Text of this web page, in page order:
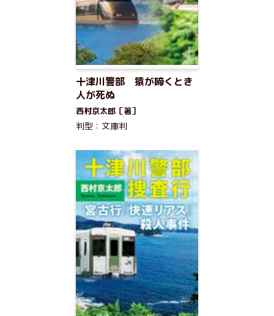
十津川警部 猿が啼くとき
人が死ぬ
西村京太郎［著］
判型：文庫判